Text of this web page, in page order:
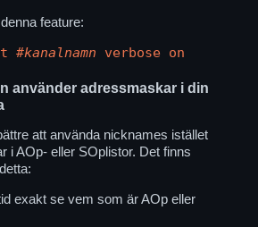
feature:
#kanalnamn verbose on
använder adressmaskar i din
att använda nicknames istället
i AOp- eller SOplistor. Det finns
exakt se vem som är AOp eller